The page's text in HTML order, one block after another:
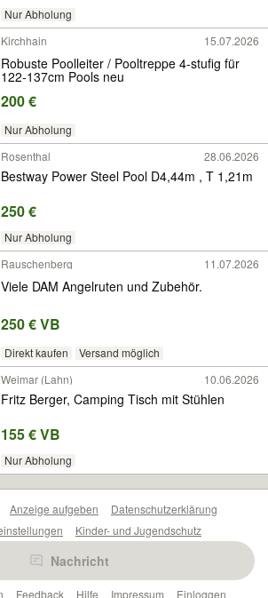
Nur Abholung
Kirchhain 15.07.2026
Robuste Poolleiter / Pooltreppe 4-stufig für
122-137cm Pools neu
200 €
Nur Abholung
Rosenthal 28.06.2026
Bestway Power Steel Pool D4,44m , T 1,21m
250 €
Nur Abholung
Rauschenberg 11.07.2026
Viele DAM Angelruten und Zubehör.
250 € VB
Direkt kaufen Versand möglich
Weimar (Lahn) 10.06.2026
Fritz Berger, Camping Tisch mit Stühlen
155 € VB
Nur Abholung
Nachricht
Anzeige aufgeben
Datenschutzerklärung
Kinder- und Jugendschutz
Feedback Hilfe Impressum Einloggen